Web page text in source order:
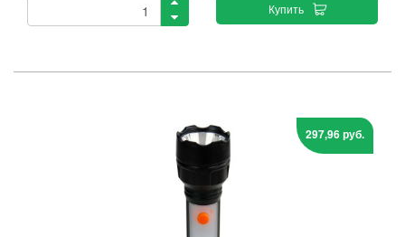
Купить
297,96 руб.